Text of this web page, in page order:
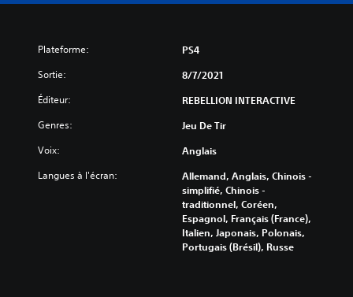
Plateforme: PS4
Sortie: 8/7/2021
Éditeur: REBELLION INTERACTIVE
Genres: Jeu De Tir
Voix: Anglais
Langues à l'écran:
Allemand, Anglais, Chinois -
simplifié, Chinois -
traditionnel, Coréen,
Espagnol, Français (France),
Italien, Japonais, Polonais,
Portugais (Brésil), Russe